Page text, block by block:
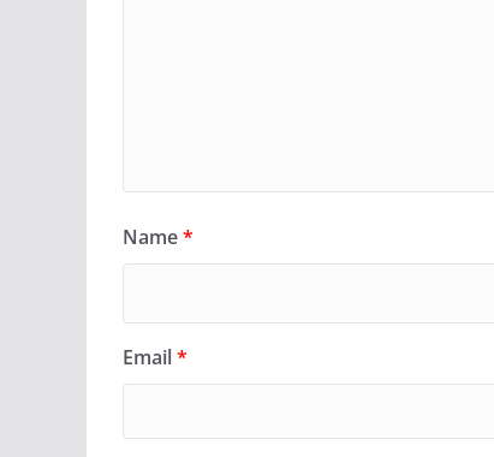
Name*
Email*